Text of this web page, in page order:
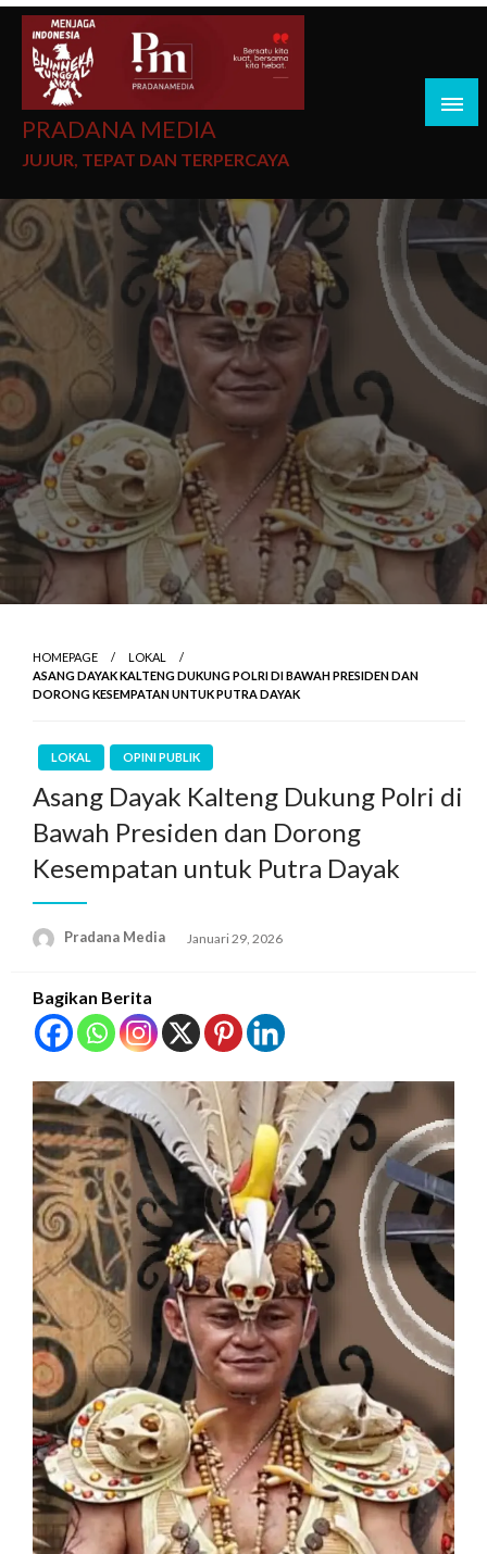
PRADANA MEDIA
JUJUR, TEPAT DAN TERPERCAYA
HOMEPAGE
LOKAL
ASANG DAYAK KALTENG DUKUNG POLRI DI BAWAH PRESIDEN DAN
DORONG KESEMPATAN UNTUK PUTRA DAYAK
LOKAL OPINI PUBLIK
Asang Dayak Kalteng Dukung Polri di
Bawah Presiden dan Dorong
Kesempatan untuk Putra Dayak
Pradana Media Januari 29, 2026
Bagikan Berita